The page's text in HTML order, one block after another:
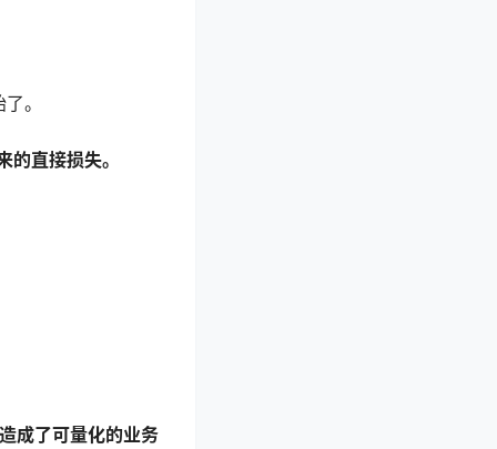
。
直接损失。
成了可量化的业务